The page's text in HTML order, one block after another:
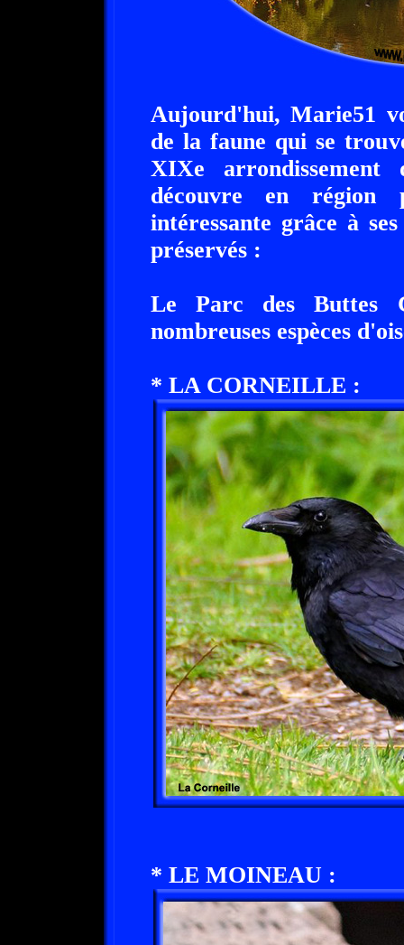
Aujourd'hui, Marie51
de la faune qui se
XIXe
découvre en région
intéressante grâce à
préservés :
Le Parc des Buttes
nombreuses espèces
* LA CORNEILLE :
* LE MOINEAU :